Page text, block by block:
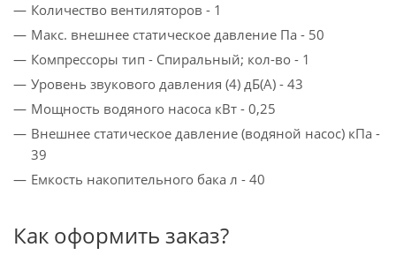
Количество вентиляторов - 1
Макс. внешнее статическое давление Па - 50
Компрессоры тип - Спиральный; кол-­во - 1
Уровень звукового давления (4) дБ(A) - 43
Мощность водяного насоса кВт - 0,25
Внешнее статическое давление (водяной насос) кПа -
39
Емкость накопительного бака л - 40
Как оформить заказ?